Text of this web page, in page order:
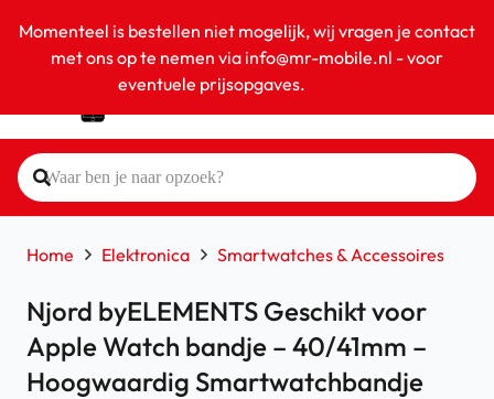
Momenteel is bestellen niet mogelijk, wij vragen je contact
met ons op te nemen via info@mr-mobile.nl - voor
eventuele prijsopgaves.
Home Elektronica Smartwatches & Accessoires
Njord byELEMENTS Geschikt voor
Apple Watch bandje – 40/41mm –
Hoogwaardig Smartwatchbandje